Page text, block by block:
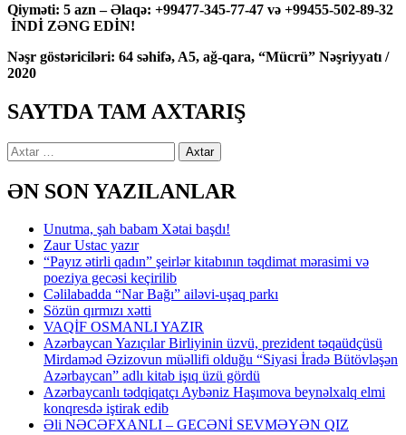
Qiyməti: 5 azn – Əlaqə: +99477-345-77-47 və +99455-502-89-32
İNDİ ZƏNG EDİN!
Nəşr göstəriciləri: 64 səhifə, A5, ağ-qara, “Mücrü” Nəşriyyatı /
2020
SAYTDA TAM AXTARIŞ
Axtarış:
ƏN SON YAZILANLAR
Unutma, şah babam Xətai başdı!
Zaur Ustac yazır
“Payız ətirli qadın” şeirlər kitabının təqdimat mərasimi və
poeziya gecəsi keçirilib
Cəlilabadda “Nar Bağı” ailəvi-uşaq parkı
Sözün qırmızı xətti
VAQİF OSMANLI YAZIR
Azərbaycan Yazıçılar Birliyinin üzvü, prezident təqaüdçüsü
Mirdaməd Əzizovun müəllifi olduğu “Siyasi İradə Bütövləşən
Azərbaycan” adlı kitab işıq üzü gördü
Azərbaycanlı tədqiqatçı Aybəniz Haşımova beynəlxalq elmi
konqresdə iştirak edib
Əli NƏCƏFXANLI – GECƏNİ SEVMƏYƏN QIZ